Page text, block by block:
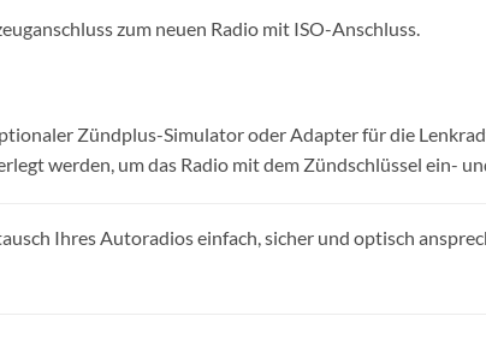
zum neuen Radio mit ISO-Anschluss.
Zündplus-Simulator oder Adapter für die
werden, um das Radio mit dem Zündschlüssel ein-
Ihres Autoradios einfach, sicher und optisch